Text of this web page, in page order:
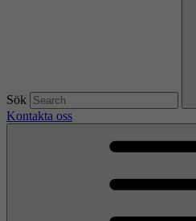
Sök
Kontakta oss